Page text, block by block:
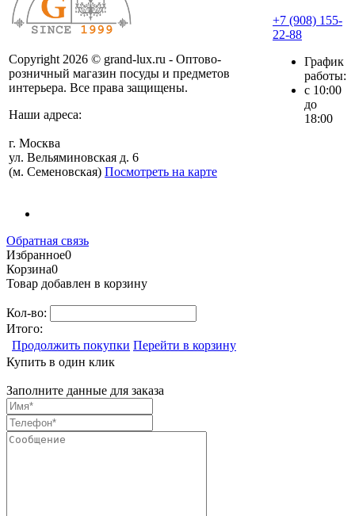
Copyright 2026 © grand-lux.ru - Оптово-
розничный магазин посуды и предметов
интерьера. Все права защищены.
Наши адреса:
г. Москва
ул. Вельяминовская д. 6
(м. Семеновская) Посмотреть на карте
+7 (908) 155-
22-88
График
работы:
с 10:00
до
18:00
Обратная связь
Избранное0
Корзина0
Товар добавлен в корзину
Кол-во:
Итого:
Продолжить покупки Перейти в корзину
Купить в один клик
Заполните данные для заказа